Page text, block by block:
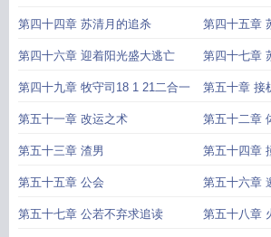
第四十四章 苏清月的追杀 第四十五章
第四十六章 迎着阳光盛大逃亡 第四十七章
第四十九章 牧守司18 1 21二合一 第五十章 接
第五十一章 改运之术 第五十二章
第五十三章 渣男 第五十四章
第五十五章 公会 第五十六章
第五十七章 公若不弃求追读 第五十八章